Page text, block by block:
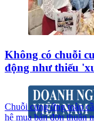
Không có chuỗi
động như thiếu
Chuỗi cung ứng toàn
hệ mua bán đơn thuần